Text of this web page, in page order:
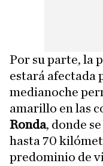
Por su parte, la
estará afectada
medianoche
amarillo en las
Ronda, donde
hasta 70
predominio de